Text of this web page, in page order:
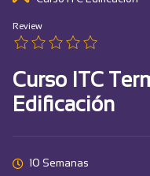
Review
Curso ITC
Edificación
10 Semanas